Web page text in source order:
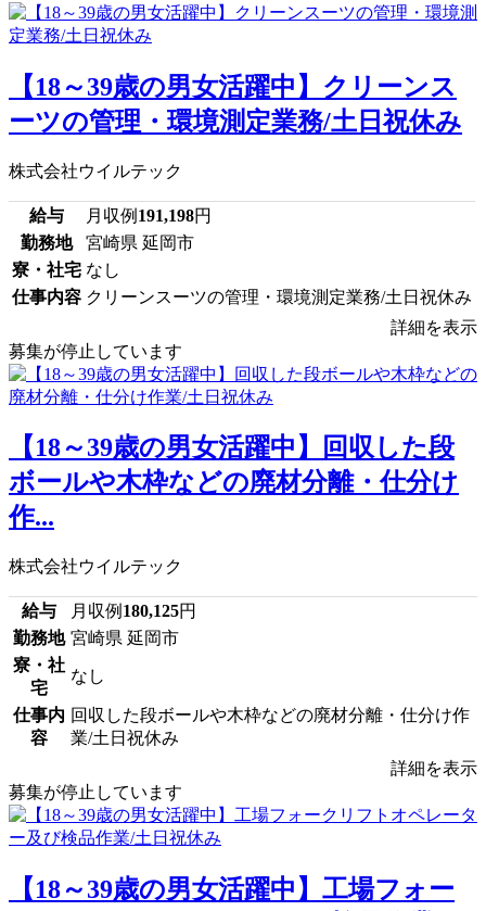
【18～39歳の男女活躍中】クリーンス
ーツの管理・環境測定業務/土日祝休み
株式会社ウイルテック
給与 月収例 191,198円
勤務地
宮崎県 延岡市
寮・社宅 なし
仕事内容 クリーンスーツの管理・環境測定業務/土日祝休み
詳細を表示
募集が停止しています
【18～39歳の男女活躍中】回収した段
ボールや木枠などの廃材分離・仕分け
作...
株式会社ウイルテック
給与 月収例 180,125円
勤務地 宮崎県 延岡市
寮・社
宅
なし
仕事内
容
回収した段ボールや木枠などの廃材分離・仕分け作
業/土日祝休み
詳細を表示
募集が停止しています
【18～39歳の男女活躍中】工場フォー